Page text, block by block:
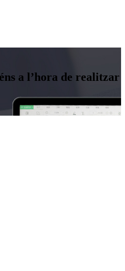
a l’hora de realitzar